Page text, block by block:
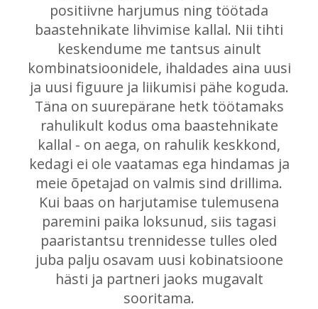
positiivne harjumus ning töötada
baastehnikate lihvimise kallal. Nii tihti
keskendume me tantsus ainult
kombinatsioonidele, ihaldades aina uusi
ja uusi figuure ja liikumisi pähe koguda.
Täna on suurepärane hetk töötamaks
rahulikult kodus oma baastehnikate
kallal - on aega, on rahulik keskkond,
kedagi ei ole vaatamas ega hindamas ja
meie õpetajad on valmis sind drillima.
Kui baas on harjutamise tulemusena
paremini paika loksunud, siis tagasi
paaristantsu trennidesse tulles oled
juba palju osavam uusi kobinatsioone
hästi ja partneri jaoks mugavalt
sooritama.